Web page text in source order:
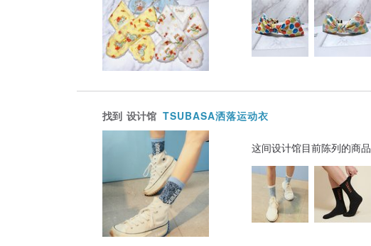
找到 设计馆 TSUBASA洒落运动衣
这间设计馆目前陈列的商品